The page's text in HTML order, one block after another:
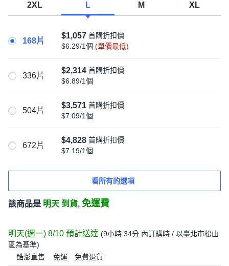
2XL L M XL
168片
$1,057 首購折扣價
$6.29/1個 (單價最低)
336片
$2,314 首購折扣價
$6.89/1個
504片
$3,571 首購折扣價
$7.09/1個
672片
$4,828 首購折扣價
$7.19/1個
看所有的選項
該商品是 明天 到貨, 免運費
明天(週一) 8/10 預計送達 (9小時 34分 內訂購時 / 以臺北市松山
區為基準)
酷澎直售 免運 免費退貨